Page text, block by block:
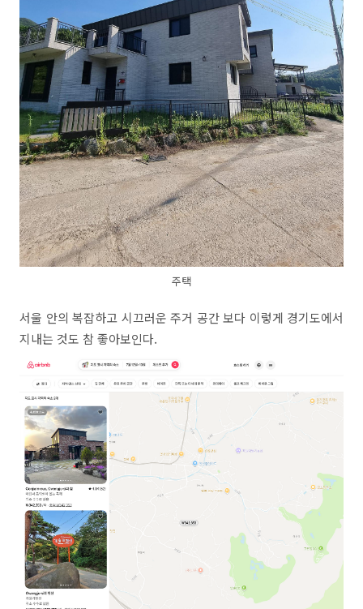
주택
서울 안의 복잡하고 시끄러운 주거 공간 보다 이렇게 경기도에서
지내는 것도 참 좋아보인다.